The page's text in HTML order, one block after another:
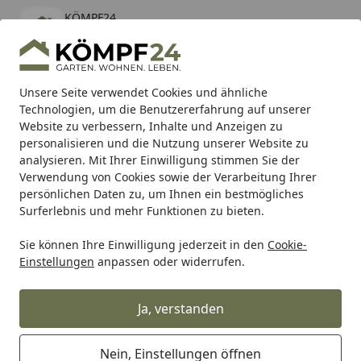
Unsere Seite verwendet Cookies und ähnliche
Technologien, um die Benutzererfahrung auf unserer
Website zu verbessern, Inhalte und Anzeigen zu
personalisieren und die Nutzung unserer Website zu
analysieren. Mit Ihrer Einwilligung stimmen Sie der
Verwendung von Cookies sowie der Verarbeitung Ihrer
persönlichen Daten zu, um Ihnen ein bestmögliches
Surferlebnis und mehr Funktionen zu bieten.
Sie können Ihre Einwilligung jederzeit in den Cookie-
Einstellungen anpassen oder widerrufen.
Ja, verstanden
Nein, Einstellungen öffnen
KÖMPF24
kostenlos - Im App Store
Hotline
Alle Produkte
Mein Konto
Suchen
Karibu Pools inkl. gratis Sandfilteranlage & Pool-
Starterset (Gesamtwert bis 468,99€)
Startseite
Auto & Zweirad Motorradzubehör & Werkzeuge
Castrol Ölkanne 500 ml, Ölkanne
"Classic" Nostalgische Ölkanne aus
Stahlblech inkl. Hebelpumpe